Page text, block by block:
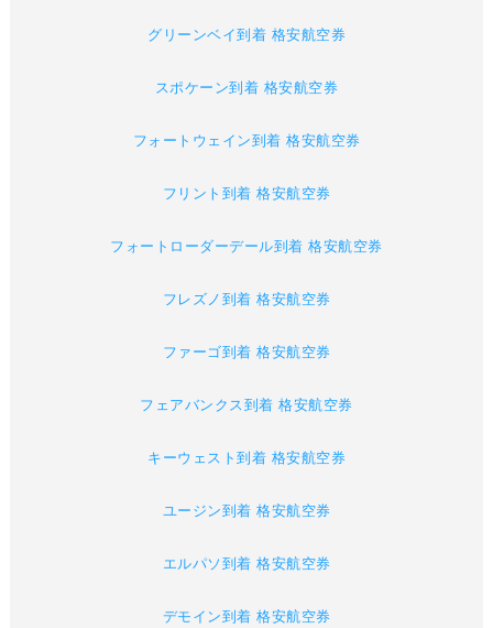
グリーンベイ到着 格安航空券
スポケーン到着 格安航空券
フォートウェイン到着 格安航空券
フリント到着 格安航空券
フォートローダーデール到着 格安航空券
フレズノ到着 格安航空券
ファーゴ到着 格安航空券
フェアバンクス到着 格安航空券
キーウェスト到着 格安航空券
ユージン到着 格安航空券
エルパソ到着 格安航空券
デモイン到着 格安航空券